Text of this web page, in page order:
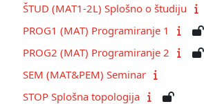
ŠTUD (MAT1-2L) Splošno o študiju
PROG1 (MAT) Programiranje 1
PROG2 (MAT) Programiranje 2
SEM (MAT&PEM) Seminar
STOP Splošna topologija